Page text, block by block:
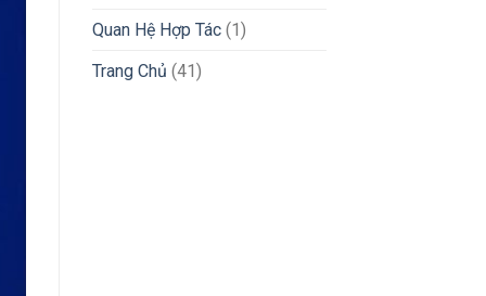
Quan Hệ Hợp Tác(1)
Trang Chủ (41)